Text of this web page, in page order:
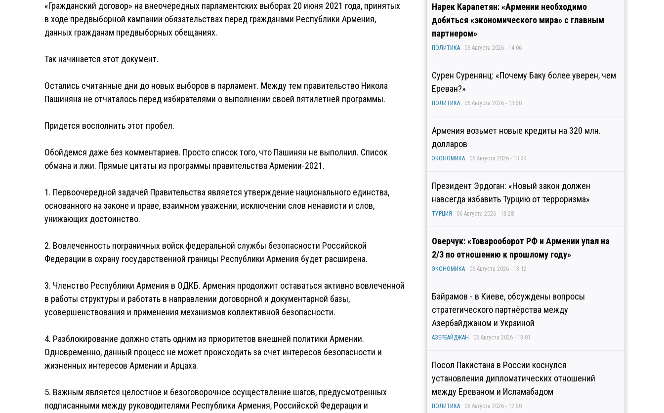
«Гражданский договор» на внеочередных парламентских выборах 20 июня 2021 года, принятых
в ходе предвыборной кампании обязательствах перед гражданами Республики Армения,
данных гражданам предвыборных обещаниях.
Так начинается этот документ.
Остались считанные дни до новых выборов в парламент. Между тем правительство Никола
Пашиняна не отчиталось перед избирателями о выполнении своей пятилетней программы.
Придется восполнить этот пробел.
Обойдемся даже без комментариев. Просто список того, что Пашинян не выполнил. Список
обмана и лжи. Прямые цитаты из программы правительства Армении-2021.
1. Первоочередной задачей Правительства является утверждение национального единства,
основанного на законе и праве, взаимном уважении, исключении слов ненависти и слов,
унижающих достоинство.
2. Вовлеченность пограничных войск федеральной службы безопасности Российской
Федерации в охрану государственной границы Республики Армения будет расширена.
3. Членство Республики Армения в ОДКБ. Армения продолжит оставаться активно вовлеченной
в работы структуры и работать в направлении договорной и документарной базы,
усовершенствования и применения механизмов коллективной безопасности.
4. Разблокирование должно стать одним из приоритетов внешней политики Армении.
Одновременно, данный процесс не может происходить за счет интересов безопасности и
жизненных интересов Армении и Арцаха.
5. Важным является целостное и безоговорочное осуществление шагов, предусмотренных
подписанными между руководителями Республики Армения, Российской Федерации и
Нарек Карапетян: «Армении необходимо
добиться «экономического мира» с главным
партнером»
ПОЛИТИКА 06 Августа 2026 - 14:06
Сурен Суренянц: «Почему Баку более уверен, чем
Ереван?»
ПОЛИТИКА 06 Августа 2026 - 13:58
Армения возьмет новые кредиты на 320 млн.
долларов
ЭКОНОМИКА 06 Августа 2026 - 13:34
Президент Эрдоган: «Новый закон должен
навсегда избавить Турцию от терроризма»
ТУРЦИЯ 06 Августа 2026 - 13:28
Оверчук: «Товарооборот РФ и Армении упал на
2/3 по отношению к прошлому году»
ЭКОНОМИКА 06 Августа 2026 - 13:12
Байрамов - в Киеве, обсуждены вопросы
стратегического партнёрства между
Азербайджаном и Украиной
АЗЕРБАЙДЖАН 06 Августа 2026 - 13:01
Посол Пакистана в России коснулся
установления дипломатических отношений
между Ереваном и Исламабадом
ПОЛИТИКА 06 Августа 2026 - 12:50